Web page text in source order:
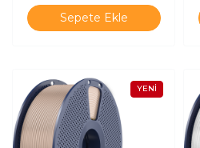
Sepete Ekle